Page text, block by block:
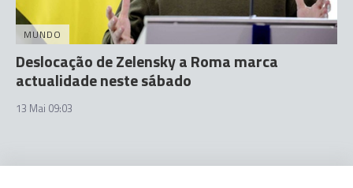
MUNDO
Deslocação de Zelensky a Roma marca
actualidade neste sábado
13 Mai 09:03